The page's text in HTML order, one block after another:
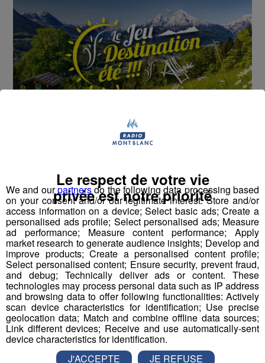
Déstination été !
Deux rendez-vous par jour, à 8h45 et 17h45 sur
Radio Mont Blanc !
Déstination été ! Une question...une destination !
Nous vous poserons une question, a vous de faire le
bon choix entre les 3 réponses pour repartir avec vos
entrées pour un maximum d'activités dans la région !
Inscription par téléphone toute la journée pour
participer aux 2 tirages au sort par jour à 8h45 et 17h45.
We and ourpartnersdo the following data processing based
on your consent and/or our legitimate interest: Store and/or
access information on a device; Select basic ads; Create a
personalised ads profile; Select personalised ads; Measure
ad performance; Measure content performance; Apply
market research to generate audience insights; Develop and
improve products; Create a personalised content profile;
Select personalised content; Ensure security, prevent fraud,
and debug; Technically deliver ads or content. These
technologies may process personal data such as IP address
and browsing data to offer following functionalities: Actively
scan device characteristics for identification; Use precise
geolocation data; Match and combine offline data sources;
Link different devices; Receive and use automatically-sent
device characteristics for identification.
Le respect de votre vie
privée est notre priorité
J'ACCEPTE
JE REFUSE